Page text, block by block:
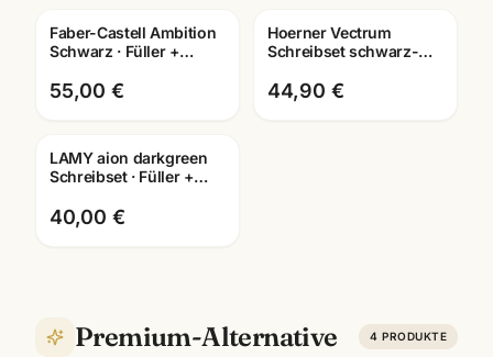
Faber-Castell Ambition
Schwarz · Füller +
Kugelschreiber · mit
Lasergravur
55,00 €
Gravur
Hoerner Vectrum
Schreibset schwarz-
Füller/Tintenroller/
wählbar
44,90 €
Gravur
LAMY aion darkgreen
Schreibset · Füller +
Lasergravur Mannheim
40,00 €
Premium-Alternative 4 PRODUKTE